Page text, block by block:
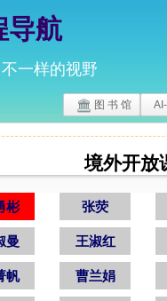
导航
一样的视野
图 书 馆
境外开
彬 张荧
曼 王淑红
帆 曹兰娟